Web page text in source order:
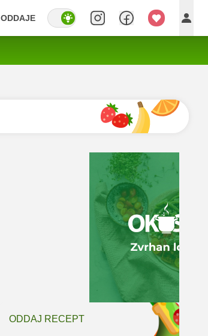
ODDAJE
ODDAJ RECEPT